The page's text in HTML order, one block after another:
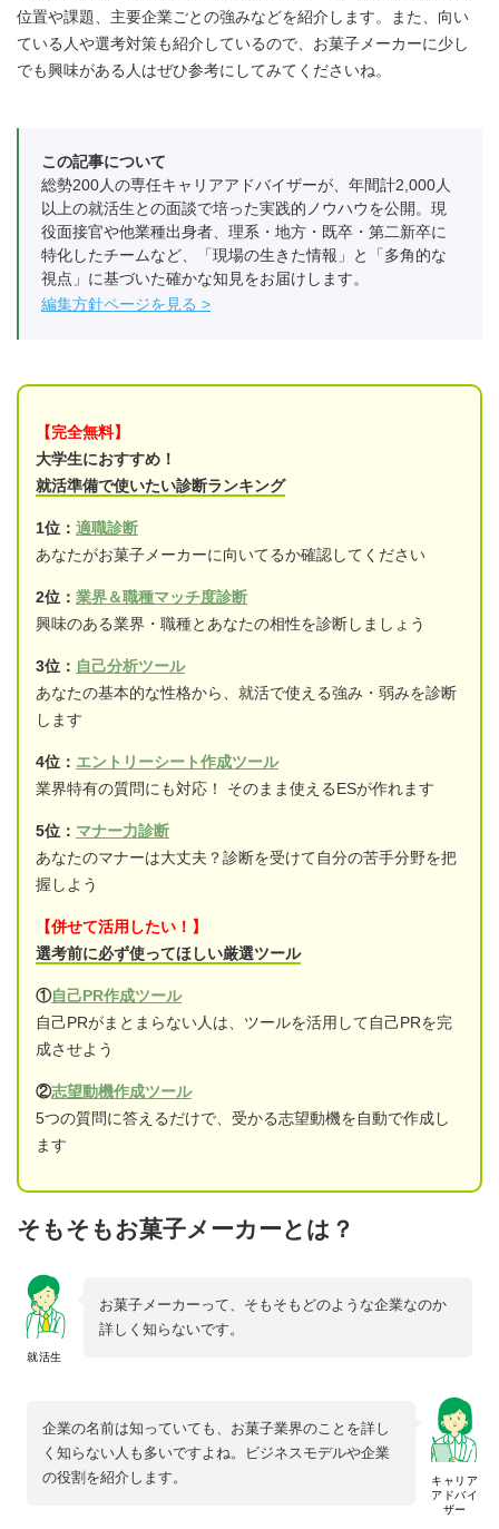
位置や課題、主要企業ごとの強みなどを紹介します。また、向い
ている人や選考対策も紹介しているので、お菓子メーカーに少し
でも興味がある人はぜひ参考にしてみてくださいね。
この記事について
総勢200人の専任キャリアアドバイザーが、年間計2,000人
以上の就活生との面談で培った実践的ノウハウを公開。現
役面接官や他業種出身者、理系・地方・既卒・第二新卒に
特化したチームなど、「現場の生きた情報」と「多角的な
視点」に基づいた確かな知見をお届けします。
編集方針ページを見る
【完全無料】
大学生におすすめ！
就活準備で使いたい診断ランキング
1位： 適職診断
あなたがお菓子メーカーに向いてるか確認してください
2位： 業界＆職種マッチ度診断
興味のある業界・職種とあなたの相性を診断しましょう
3位： 自己分析ツール
あなたの基本的な性格から、就活で使える強み・弱みを診断
します
4位： エントリーシート作成ツール
業界特有の質問にも対応！ そのまま使えるESが作れます
5位： マナー力診断
あなたのマナーは大丈夫？診断を受けて自分の苦手分野を把
握しよう
【併せて活用したい！】
選考前に必ず使ってほしい厳選ツール
①自己PR作成ツール
自己PRがまとまらない人は、ツールを活用して自己PRを完
成させよう
②志望動機作成ツール
5つの質問に答えるだけで、受かる志望動機を自動で作成し
ます
そもそもお菓子メーカーとは？
就活生
お菓子メーカーって、そもそもどのような企業なのか
詳しく知らないです。
キャリア
アドバイ
ザー
企業の名前は知っていても、お菓子業界のことを詳し
く知らない人も多いですよね。ビジネスモデルや企業
の役割を紹介します。